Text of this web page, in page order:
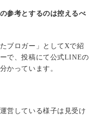
参考とするのは控えるべ
ブロガー」としてXで紹
で、投稿にて公式LINEの
かっています。
営している様子は見受け